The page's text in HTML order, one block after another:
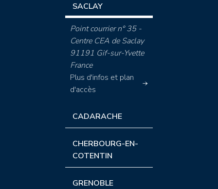
SACLAY
Point courrier n° 35 -
Centre CEA de Saclay
91191 Gif-sur-Yvette
France
Plus d'infos et plan
d'accès
CADARACHE
CHERBOURG-EN-
COTENTIN
GRENOBLE